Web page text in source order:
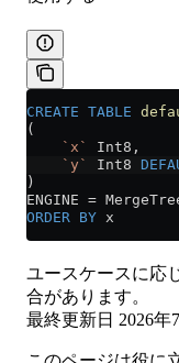
CREATE TABLE
(
    `x`
Int8,
    `y`
Int8
)
ENGINE =
ORDER BY x
ユースケースに応
合があります。
最終更新日 2026年